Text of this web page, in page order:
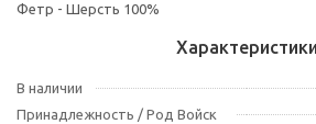
Фетр - Шерсть 100%
Характеристики
В наличии
Принадлежность / Род Войск